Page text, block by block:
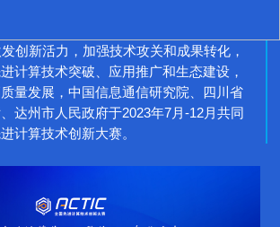
创新活力，加强技术攻关和成果转化，
计算技术突破、应用推广和生态建设，
量发展，中国信息通信研究院、四川省
达州市人民政府于2023年7月-12月共同
计算技术创新大赛。